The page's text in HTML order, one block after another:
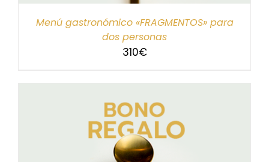
Menú gastronómico «FRAGMENTOS» para
dos personas
310€